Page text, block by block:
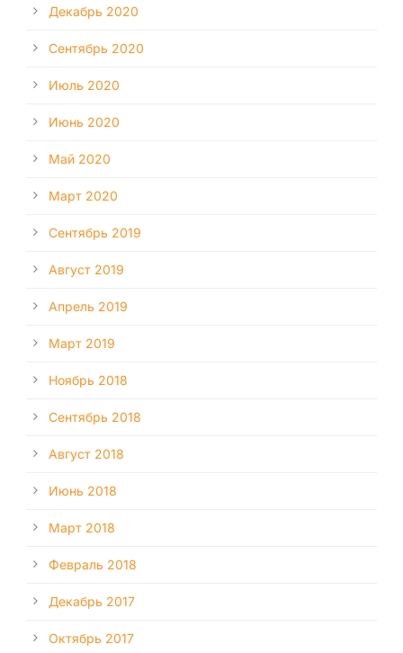
Декабрь 2020
Сентябрь 2020
Июль 2020
Июнь 2020
Май 2020
Март 2020
Сентябрь 2019
Август 2019
Апрель 2019
Март 2019
Ноябрь 2018
Сентябрь 2018
Август 2018
Июнь 2018
Март 2018
Февраль 2018
Декабрь 2017
Октябрь 2017